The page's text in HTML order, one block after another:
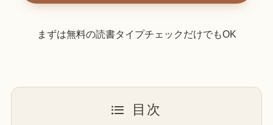
まずは無料の読書タイプチェックだけでもOK
目次